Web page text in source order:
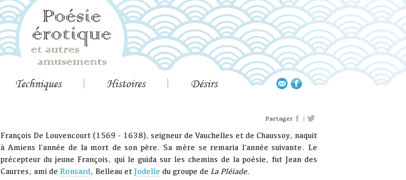
Techniques Histoires Désirs
Partager |
François De Louvencourt (1569 - 1638), seigneur de Vauchelles et de Chaussoy, naquit
à Amiens l’année de la mort de son père. Sa mère se remaria l'année suivante. Le
précepteur du jeune François, qui le guida sur les chemins de la poésie, fut Jean des
Caurres, ami de Ronsard, Belleau etJodelle du groupe de La Pléiade.